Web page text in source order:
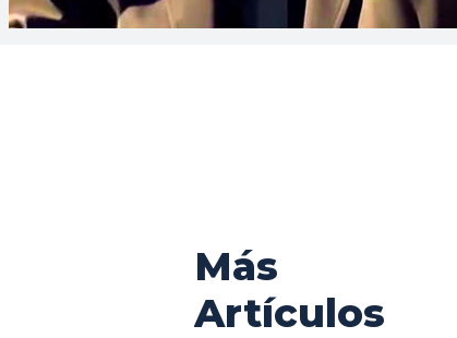
Más
Artículos